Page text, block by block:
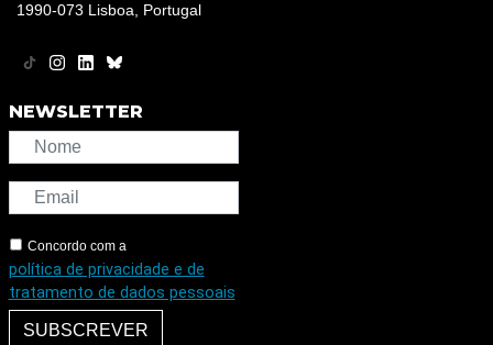
1990-073 Lisboa, Portugal
NEWSLETTER
Concordo com a
política de privacidade e de
tratamento de dados pessoais
SUBSCREVER